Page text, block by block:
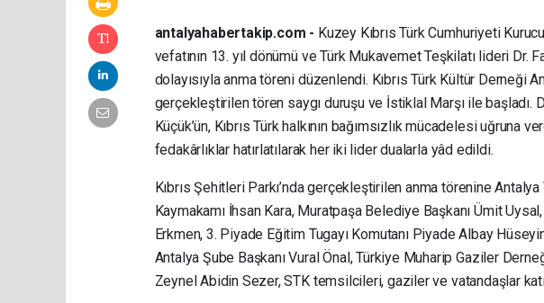
antalyahabertakip.com - Kuzey Kıbrıs Türk Cumhuriyeti
vefatının 13. yıl dönümü ve Türk Mukavemet Teşkilatı lideri Dr.
dolayısıyla anma töreni düzenlendi. Kıbrıs Türk Kültür Derneği
gerçekleştirilen tören saygı duruşu ve İstiklal Marşı ile başladı.
Küçük’ün, Kıbrıs Türk halkının bağımsızlık mücadelesi
fedakârlıklar hatırlatılarak her iki lider dualarla yâd edildi.
Kıbrıs Şehitleri Parkı’nda gerçekleştirilen anma törenine
Kaymakamı İhsan Kara, Muratpaşa Belediye Başkanı Ümit
Erkmen, 3. Piyade Eğitim Tugayı Komutanı Piyade Albay
Antalya Şube Başkanı Vural Önal, Türkiye Muharip Gaziler
Zeynel Abidin Sezer, STK temsilcileri, gaziler ve vatandaşlar